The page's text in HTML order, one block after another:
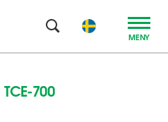
MENY
TCE-700